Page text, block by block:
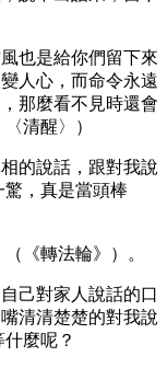
也是給你們留下來
人心，而命令永遠
那麼看不見時還會
清醒〉）
的說話，跟對我說
，真是當頭棒
《轉法輪》）。
己對家人說話的口
清清楚楚的對我說
麼呢？